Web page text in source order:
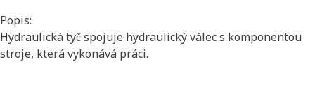
Popis:
Hydraulická tyč spojuje hydraulický válec s komponentou
stroje, která vykonává práci.